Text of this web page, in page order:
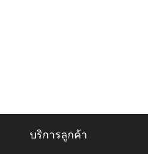
บริการลูกค้า